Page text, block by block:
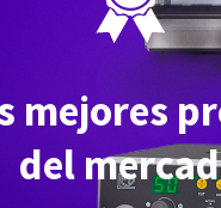
mejores
del